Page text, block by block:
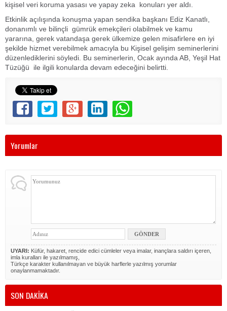
kişisel veri koruma yasası ve yapay zeka konuları yer aldı.
Etkinlik açılışında konuşma yapan sendika başkanı Ediz Kanatlı,
donanımlı ve bilinçli gümrük emekçileri olabilmek ve kamu
yararına, gerek vatandaşa gerek ülkemize gelen misafirlere en iyi
şekilde hizmet verebilmek amacıyla bu Kişisel gelişim seminerlerini
düzenlediklerini söyledi. Bu seminerlerin, Ocak ayında AB, Yeşil Hat
Tüzüğü ile ilgili konularda devam edeceğini belirtti.
Yorumlar
UYARI: Küfür, hakaret, rencide edici cümleler veya imalar, inançlara saldırı içeren,
imla kuralları ile yazılmamış,
Türkçe karakter kullanılmayan ve büyük harflerle yazılmış yorumlar
onaylanmamaktadır.
SON DAKİKA